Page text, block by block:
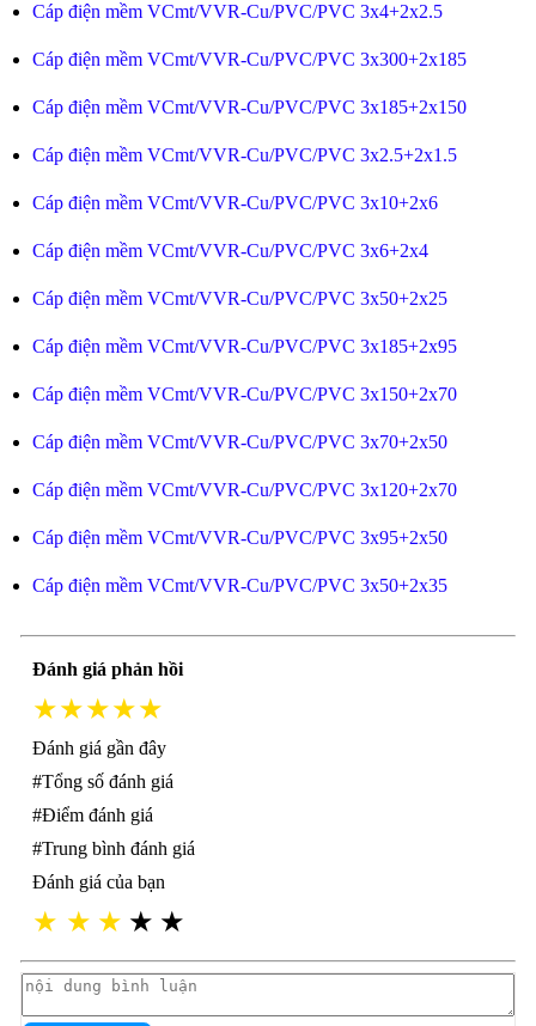
Cáp điện mềm VCmt/VVR-Cu/PVC/PVC 3x4+2x2.5
Cáp điện mềm VCmt/VVR-Cu/PVC/PVC 3x300+2x185
Cáp điện mềm VCmt/VVR-Cu/PVC/PVC 3x185+2x150
Cáp điện mềm VCmt/VVR-Cu/PVC/PVC 3x2.5+2x1.5
Cáp điện mềm VCmt/VVR-Cu/PVC/PVC 3x10+2x6
Cáp điện mềm VCmt/VVR-Cu/PVC/PVC 3x6+2x4
Cáp điện mềm VCmt/VVR-Cu/PVC/PVC 3x50+2x25
Cáp điện mềm VCmt/VVR-Cu/PVC/PVC 3x185+2x95
Cáp điện mềm VCmt/VVR-Cu/PVC/PVC 3x150+2x70
Cáp điện mềm VCmt/VVR-Cu/PVC/PVC 3x70+2x50
Cáp điện mềm VCmt/VVR-Cu/PVC/PVC 3x120+2x70
Cáp điện mềm VCmt/VVR-Cu/PVC/PVC 3x95+2x50
Cáp điện mềm VCmt/VVR-Cu/PVC/PVC 3x50+2x35
Đánh giá phản hồi
★★★★★
Đánh giá gần đây
#Tổng số đánh giá
#Điểm đánh giá
#Trung bình đánh giá
Đánh giá của bạn
★ ★ ★ ★ ★